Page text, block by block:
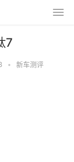
7
• 新车测评